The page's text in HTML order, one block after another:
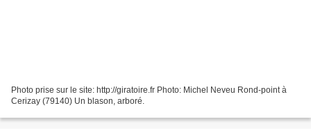
Photo prise sur le site: http://giratoire.fr Photo: Michel Neveu Rond-point à
Cerizay (79140) Un blason, arboré.